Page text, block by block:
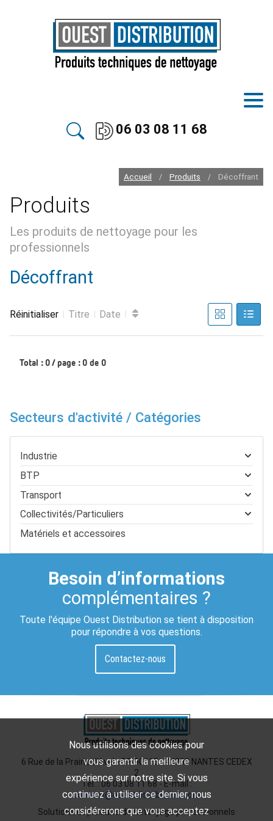
06 03 08 11 68
Accueil / Produits / Décoffrant
Produits
Les produits de nettoyage pour les
professionnels
Décoffrant
Réinitialiser Titre Date
Total : 0 / page : 0 de 0
Secteurs d'activité / Catégories
Industrie
BTP
Transport
Collectivités/Particuliers
Matériels et accessoires
Besoin d’informations
complémentaires ?
Toute l'équipe Ouest Distribution se tient à disposition
pour répondre à vos questions.
Contactez-nous
6 Rue de la Prairie d'Aval - BP 90115 - 44200 NANTES CEDEX
2
Tél. : 06 03 08 11 68 - E-mail :
contact@ouestdistribution.com
Solutions et produits de nettoyage professionnels
Nous utilisons des cookies pour
vous garantir la meilleure
expérience sur notre site. Si vous
continuez à utiliser ce dernier, nous
considérerons que vous acceptez